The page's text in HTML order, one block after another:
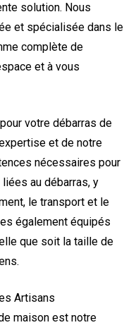
solution. Nous
et spécialisée dans le
complète de
et à vous
votre débarras de
et de notre
nécessaires pour
au débarras, y
le transport et le
également équipés
que soit la taille de
Artisans
maison est notre